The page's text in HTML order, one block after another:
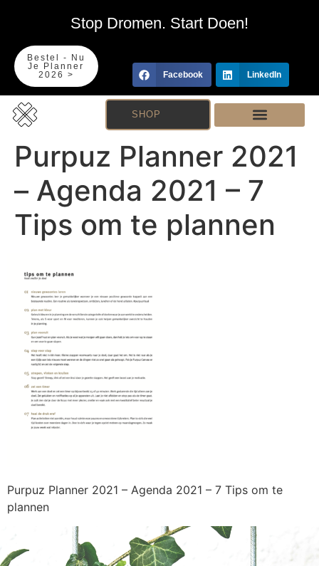
Stop Dromen. Start Doen!
Bestel - Nu
Je Planner
2026 >
Facebook LinkedIn
SHOP
Purpuz Planner 2021
– Agenda 2021 – 7
Tips om te plannen
Purpuz Planner 2021 – Agenda 2021 – 7 Tips om te
plannen